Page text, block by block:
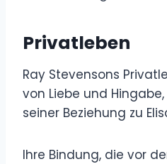
Privatleben
Ray Stevensons
von Liebe und
seiner Beziehung zu
Ihre Bindung, die vor